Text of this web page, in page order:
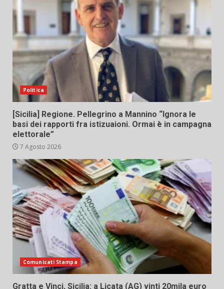
Politica
[Sicilia] Regione. Pellegrino a Mannino “Ignora le
basi dei rapporti fra istizuaioni. Ormai è in campagna
elettorale”
7 Agosto 2026
Comunicati Stampa
Gratta e Vinci, Sicilia: a Licata (AG) vinti 20mila euro